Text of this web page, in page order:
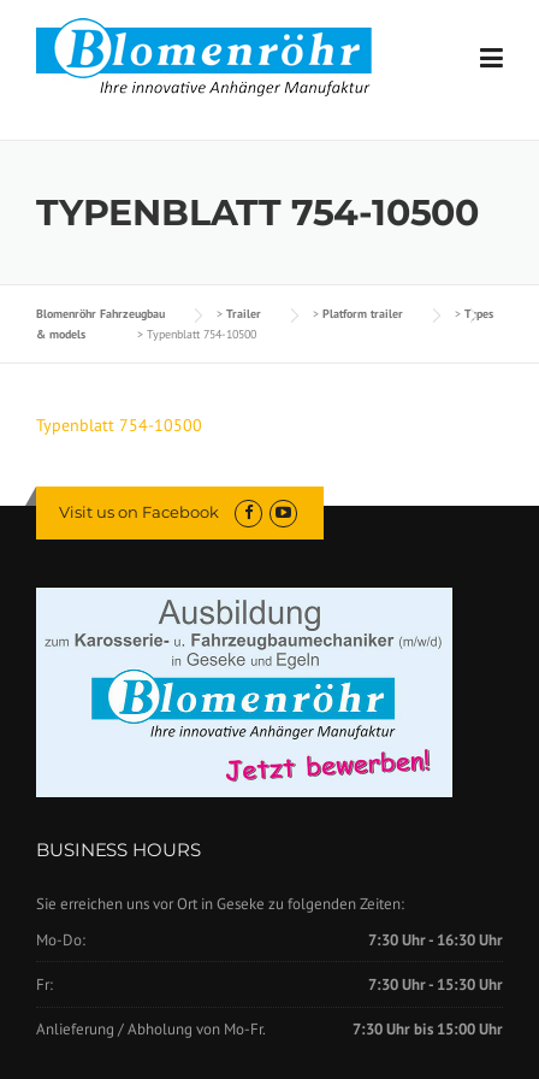
Skip to content
TYPENBLATT 754-10500
Blomenröhr Fahrzeugbau > Trailer > Platform trailer > Types
& models
> Typenblatt 754-10500
Typenblatt 754-10500
Visit us on Facebook
BUSINESS HOURS
Sie erreichen uns vor Ort in Geseke zu folgenden Zeiten:
Mo-Do:
7:30 Uhr - 16:30 Uhr
Fr: 7:30 Uhr - 15:30 Uhr
Anlieferung / Abholung von Mo-Fr. 7:30 Uhr bis 15:00 Uhr